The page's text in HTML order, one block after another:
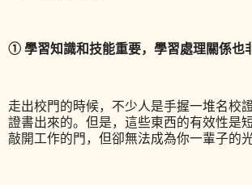
① 學習知識和技能重要，學習處理關係也
走出校門的時候，不少人是手握一堆名校
證書出來的。但是，這些東西的有效性是
敲開工作的門，但卻無法成為你一輩子的光